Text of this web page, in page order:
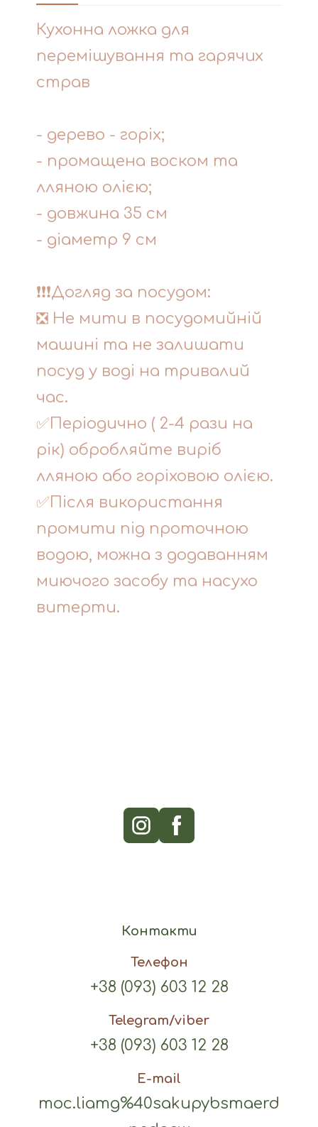
Кухонна ложка для
перемішування та гарячих
страв
- дерево - горіх;
- промащена воском та
лляною олією;
- довжина 35 см
- діаметр 9 см
❗❗❗Догляд за посудом:
❎ Не мити в посудомийній
машині та не залишати
посуд у воді на тривалий
час.
✅Періодично ( 2-4 рази на
рік) обробляйте виріб
лляною або горіховою олією.
✅Після використання
промити під проточною
водою, можна з додаванням
миючого засобу та насухо
витерти.
Контакти
Телефон
+38 (093) 603 12 28
Telegram/viber
+38 (093) 603 12 28
E-mail
moc.liamg%40sakupybsmaerd